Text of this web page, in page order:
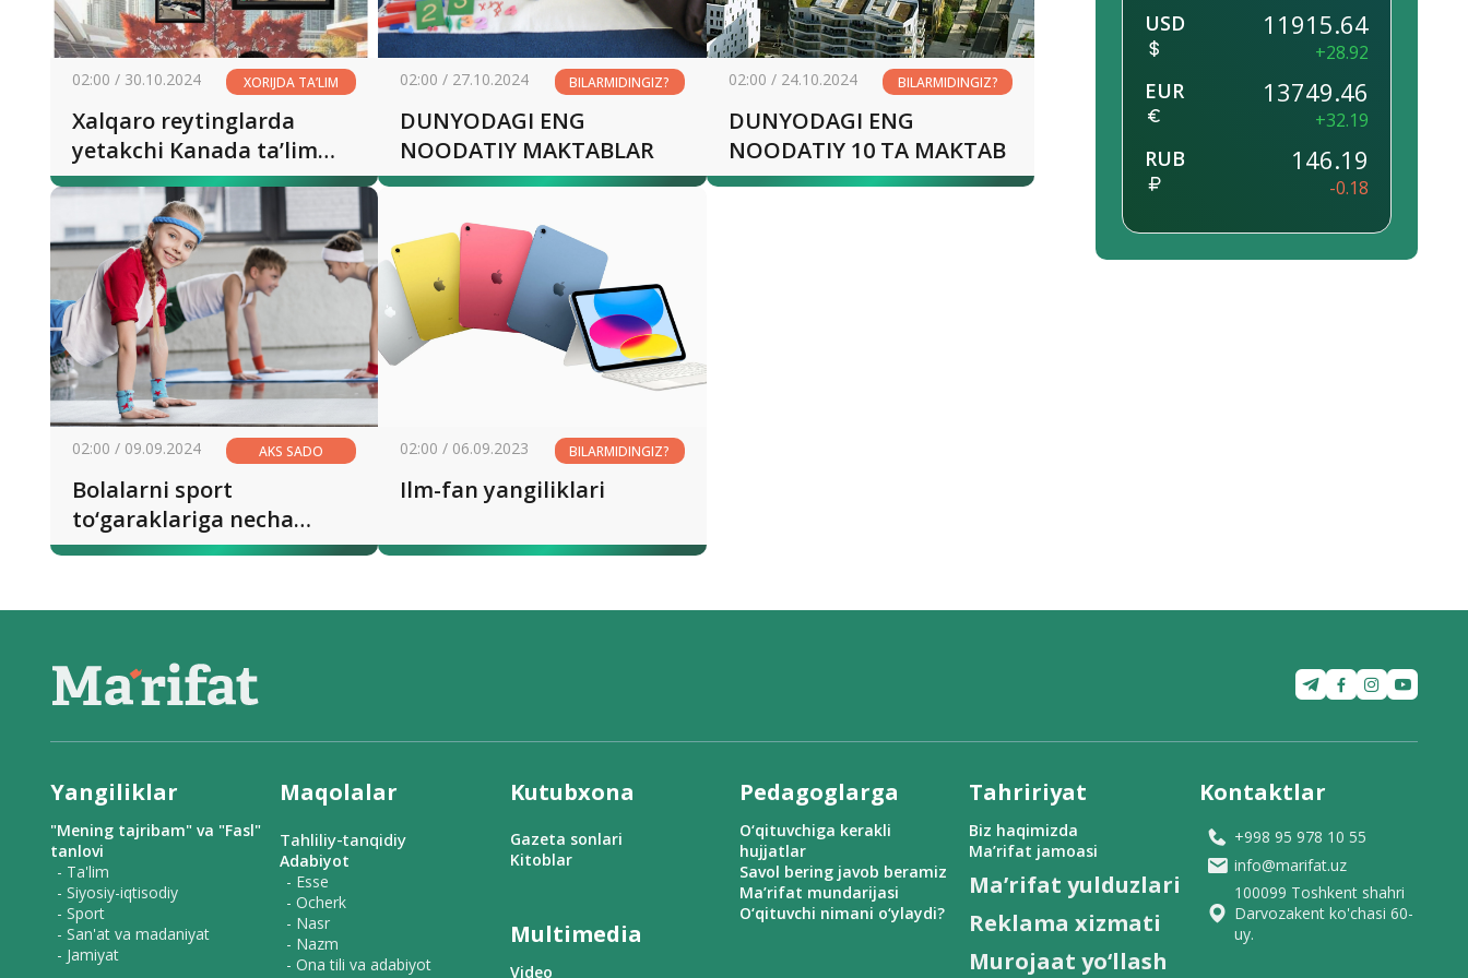
02:00 / 30.10.2024 XORIJDA TA’LIM
Xalqaro reytinglarda
yetakchi Kanada ta’lim
tizimi siri nimada?
02:00 / 27.10.2024 BILARMIDINGIZ?
DUNYODAGI ENG
NOODATIY MAKTABLAR
02:00 / 24.10.2024 BILARMIDINGIZ?
DUNYODAGI ENG
NOODATIY 10 TA MAKTAB
02:00 / 09.09.2024 AKS SADO
Bolalarni sport
to‘garaklariga necha
yoshdan bergan ma’qul?
02:00 / 06.09.2023 BILARMIDINGIZ?
Ilm-fan yangiliklari
USD 11915.64
+28.92
EUR 13749.46
+32.19
RUB 146.19
-0.18
Yangiliklar
"Mening tajribam" va "Fasl"
tanlovi
- Ta'lim
- Siyosiy-iqtisodiy
- Sport
- San'at va madaniyat
- Jamiyat
Maqolalar
Tahliliy-tanqidiy
Adabiyot
- Esse
- Ocherk
- Nasr
- Nazm
- Ona tili va adabiyot
Kutubxona
Gazeta sonlari
Kitoblar
Multimedia
Video
Pedagoglarga
O‘qituvchiga kerakli
hujjatlar
Savol bering javob beramiz
Ma’rifat mundarijasi
O‘qituvchi nimani o‘ylaydi?
Tahririyat
Biz haqimizda
Ma’rifat jamoasi
Ma’rifat yulduzlari
Reklama xizmati
Murojaat yo‘llash
Kontaktlar
+998 95 978 10 55
info@marifat.uz
100099 Toshkent shahri
Darvozakent ko'chasi 60-
uy.